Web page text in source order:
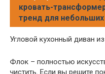
кровать-
тренд для небольших
Угловой кухонный диван
Флок – полностью
чистить. Если вы решите